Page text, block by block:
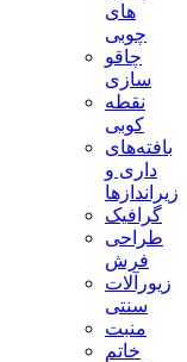
های
چوبی
چاقو
سازی
نقطه
کوبی
بافته‌های
داری و
زیراندازها
گرافیک
طراحی
فرش
زیورآلات
سنتی
منبت
خاتم